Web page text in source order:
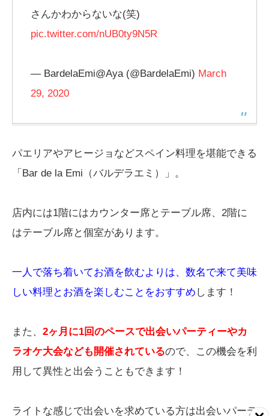
さんかわからないな(笑)
pic.twitter.com/nUB0ty9N5R
— BardelaEmi@Aya (@BardelaEmi) March
29, 2020
パエリアやアヒージョなどスペイン料理を堪能できる
「Bar de la Emi（バルデラエミ）」。
店内には1階にはカウンター席とテーブル席、2階に
はテーブル席と個室があります。
一人で落ち着いてお酒を飲むよりは、数名で来て美味
しい料理とお酒を楽しむことをおすすめ します！
また、 2ヶ月に1回のペースで出会いパーティーやカ
ラオケ大会なども開催されているので、この機会を利
用して異性と出会うこともできます！
ライトな感じで出会いを求めている方は出会いパーテ